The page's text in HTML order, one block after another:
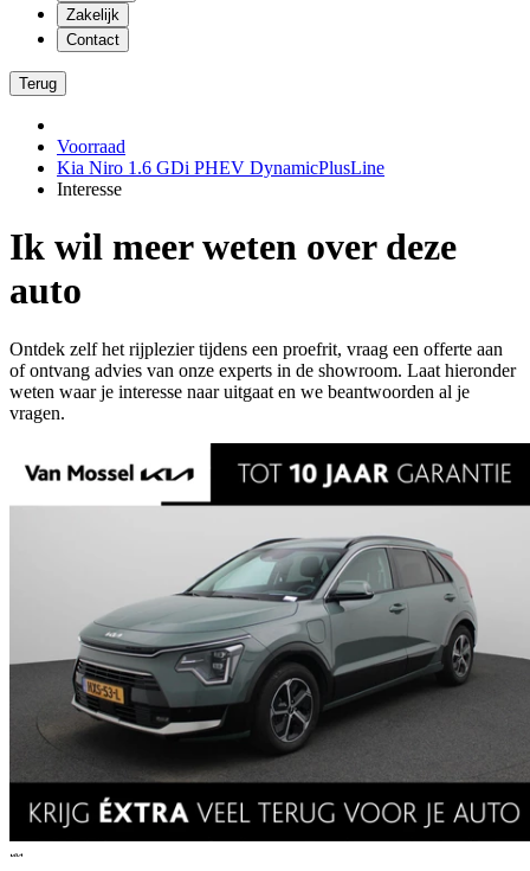
Zakelijk
Contact
Terug
Voorraad
Kia Niro 1.6 GDi PHEV DynamicPlusLine
Interesse
Ik wil meer weten over deze
auto
Ontdek zelf het rijplezier tijdens een proefrit, vraag een offerte aan
of ontvang advies van onze experts in de showroom. Laat hieronder
weten waar je interesse naar uitgaat en we beantwoorden al je
vragen.